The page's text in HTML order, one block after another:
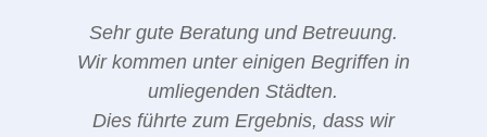
Sehr gute Beratung und Betreuung.
Wir kommen unter einigen Begriffen in
umliegenden Städten.
Dies führte zum Ergebnis, dass wir